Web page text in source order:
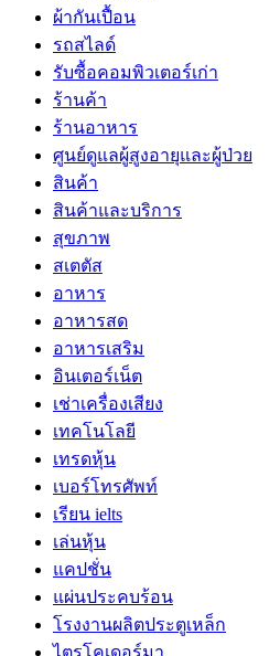
ผ้ากันเปื้อน
รถสไลด์
รับซื้อคอมพิวเตอร์เก่า
ร้านค้า
ร้านอาหาร
ศูนย์ดูแลผู้สูงอายุและผู้ป่วย
สินค้า
สินค้าและบริการ
สุขภาพ
สเตตัส
อาหาร
อาหารสด
อาหารเสริม
อินเตอร์เน็ต
เช่าเครื่องเสียง
เทคโนโลยี
เทรดหุ้น
เบอร์โทรศัพท์
เรียน ielts
เล่นหุ้น
แคปชั่น
แผ่นประคบร้อน
โรงงานผลิตประตูเหล็ก
ไตรโคเดอร์มา